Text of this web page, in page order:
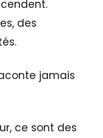
des
jamais
ce sont des